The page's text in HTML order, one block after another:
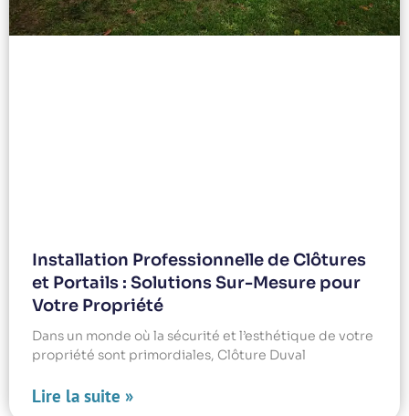
Installation Professionnelle de Clôtures
et Portails : Solutions Sur-Mesure pour
Votre Propriété
Dans un monde où la sécurité et l’esthétique de votre
propriété sont primordiales, Clôture Duval
Lire la suite »